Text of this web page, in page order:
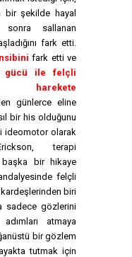
bir şekilde hayal
sallanan
fark etti.
fark etti ve
gücü ile felçli
harekete
günlerce eline
bir his olduğunu
ideomotor olarak
terapi
bir hikaye
felçli
biri
sadece gözlerini
atmaya
bir gözlem
tutmak için